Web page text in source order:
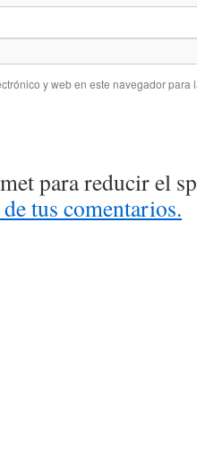
y web en este navegador para
para reducir el
tus comentarios.